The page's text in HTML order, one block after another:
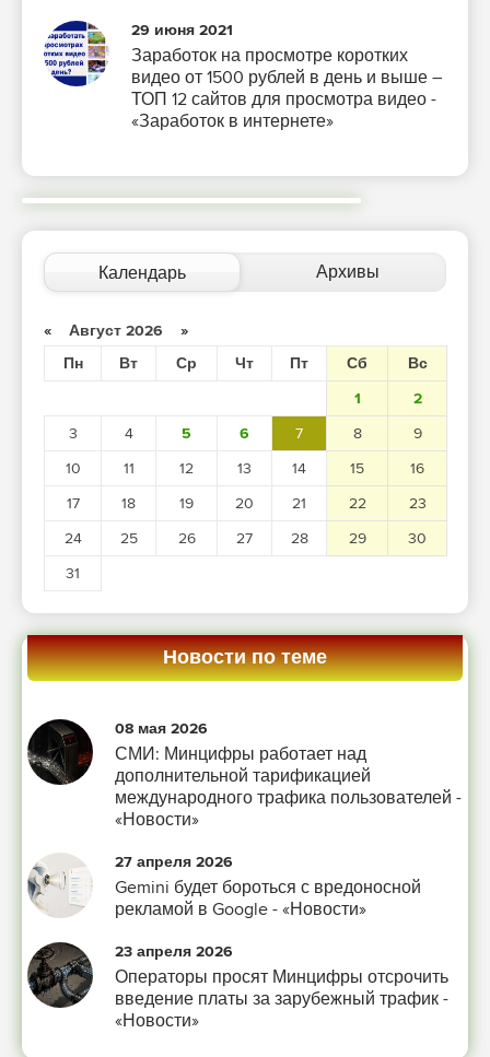
29 июня 2021
Заработок на просмотре коротких
видео от 1500 рублей в день и выше –
ТОП 12 сайтов для просмотра видео -
«Заработок в интернете»
Календарь Архивы
« Август 2026 »
Пн
Вт Ср Чт Пт Сб
Вс
1
2
3
4 5 6 7 8
9
10
11 12 13 14 15
16
17
18 19 20 21 22
23
24
25 26 27 28 29
30
31
Новости по теме
08 мая 2026
СМИ: Минцифры работает над
дополнительной тарификацией
международного трафика пользователей -
«Новости»
27 апреля 2026
Gemini будет бороться с вредоносной
рекламой в Google - «Новости»
23 апреля 2026
Операторы просят Минцифры отсрочить
введение платы за зарубежный трафик -
«Новости»